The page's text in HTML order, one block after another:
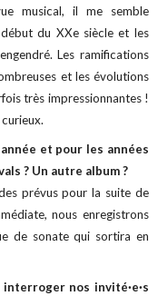
musical, il me semble
du XXe siècle et les
Les ramifications
et les évolutions
très impressionnantes !
et pour les années
? Un autre album ?
prévus pour la suite de
nous enregistrons
de sonate qui sortira en
interroger nos invité·e·s